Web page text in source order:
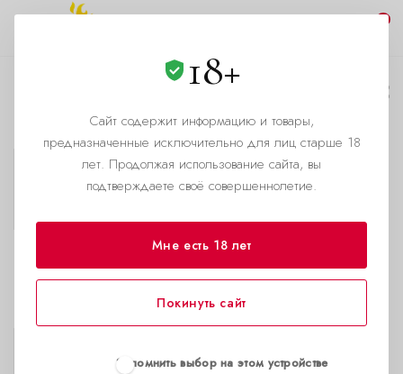
18+
Сайт содержит информацию и товары,
предназначенные исключительно для лиц старше 18
лет. Продолжая использование сайта, вы
подтверждаете своё совершеннолетие.
Мне есть 18 лет
Покинуть сайт
Запомнить выбор на этом устройстве
Аксессуары
Лубриканты
Попперс для вечеринки